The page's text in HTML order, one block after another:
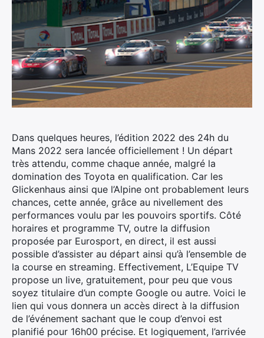
Dans quelques heures, l’édition 2022 des 24h du
Mans 2022 sera lancée officiellement ! Un départ
très attendu, comme chaque année, malgré la
domination des Toyota en qualification. Car les
Glickenhaus ainsi que l’Alpine ont probablement leurs
chances, cette année, grâce au nivellement des
performances voulu par les pouvoirs sportifs. Côté
horaires et programme TV, outre la diffusion
proposée par Eurosport, en direct, il est aussi
possible d’assister au départ ainsi qu’à l’ensemble de
la course en streaming. Effectivement, L’Equipe TV
propose un live, gratuitement, pour peu que vous
soyez titulaire d’un compte Google ou autre. Voici le
lien qui vous donnera un accès direct à la diffusion
de l’événement sachant que le coup d’envoi est
planifié pour 16h00 précise. Et logiquement, l’arrivée